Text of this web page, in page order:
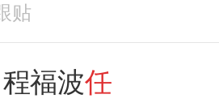
贴
福波任